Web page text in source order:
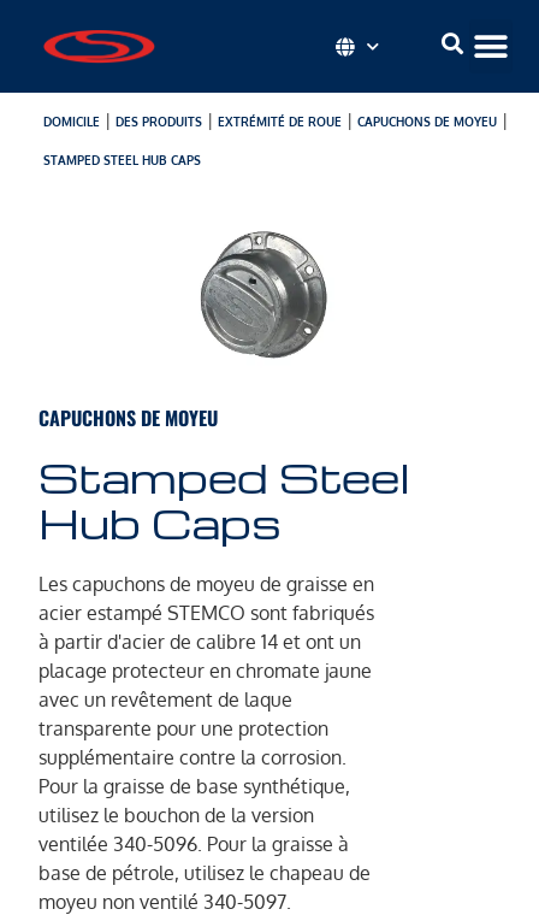
DOMICILE | DES PRODUITS| EXTRÉMITÉ DE ROUE | CAPUCHONS DE MOYEU|
STAMPED STEEL HUB CAPS
CAPUCHONS DE MOYEU
Stamped Steel
Hub Caps
Les capuchons de moyeu de graisse en
acier estampé STEMCO sont fabriqués
à partir d'acier de calibre 14 et ont un
placage protecteur en chromate jaune
avec un revêtement de laque
transparente pour une protection
supplémentaire contre la corrosion.
Pour la graisse de base synthétique,
utilisez le bouchon de la version
ventilée 340-5096. Pour la graisse à
base de pétrole, utilisez le chapeau de
moyeu non ventilé 340-5097.